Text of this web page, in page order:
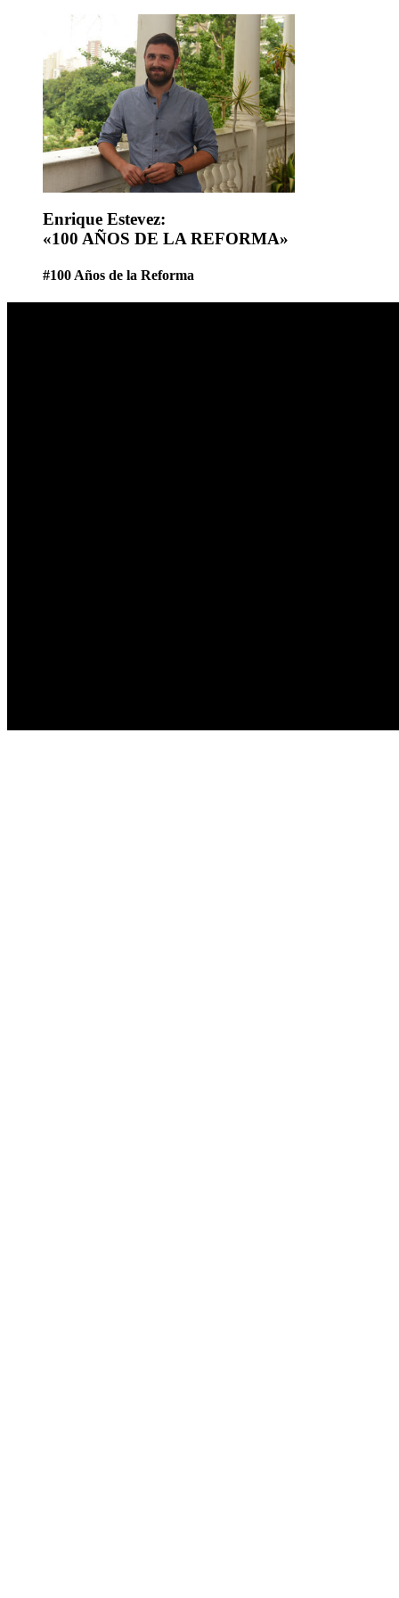
Enrique Estevez:
«100 AÑOS DE LA REFORMA»
#100 Años de la Reforma